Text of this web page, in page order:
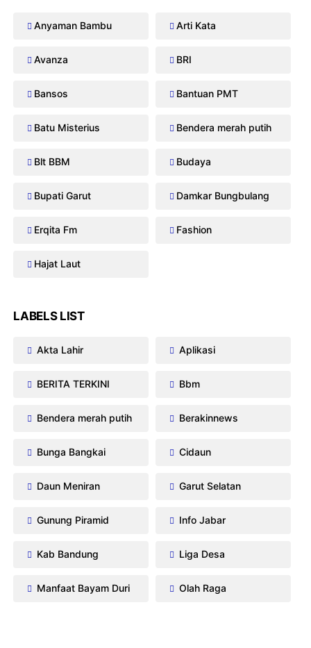
Anyaman Bambu Arti Kata
Avanza BRI
Bansos Bantuan PMT
Batu Misterius Bendera merah putih
Blt BBM Budaya
Bupati Garut Damkar Bungbulang
Erqita Fm Fashion
Hajat Laut
LABELS LIST
Akta Lahir Aplikasi
BERITA TERKINI Bbm
Bendera merah putih Berakinnews
Bunga Bangkai Cidaun
Daun Meniran Garut Selatan
Gunung Piramid Info Jabar
Kab Bandung Liga Desa
Manfaat Bayam Duri Olah Raga